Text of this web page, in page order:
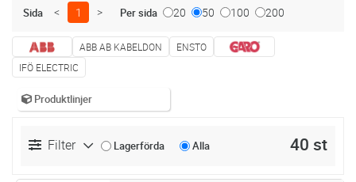
Sida < 1 > Per sida 20 50 100 200
ABB AB KABELDON
ENSTO
IFÖ ELECTRIC
Produktlinjer
Filter Lagerförda Alla 40 st